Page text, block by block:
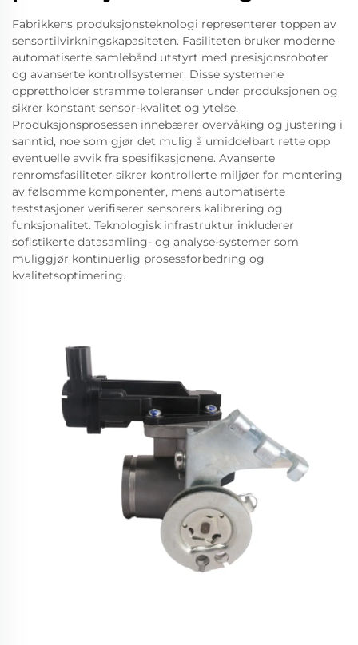
Fabrikkens produksjonsteknologi representerer toppen av
sensortilvirkningskapasiteten. Fasiliteten bruker moderne
automatiserte samlebånd utstyrt med presisjonsroboter
og avanserte kontrollsystemer. Disse systemene
opprettholder stramme toleranser under produksjonen og
sikrer konstant sensor-kvalitet og ytelse.
Produksjonsprosessen innebærer overvåking og justering i
sanntid, noe som gjør det mulig å umiddelbart rette opp
eventuelle avvik fra spesifikasjonene. Avanserte
renromsfasiliteter sikrer kontrollerte miljøer for montering
av følsomme komponenter, mens automatiserte
teststasjoner verifiserer sensorers kalibrering og
funksjonalitet. Teknologisk infrastruktur inkluderer
sofistikerte datasamling- og analyse-systemer som
muliggjør kontinuerlig prosessforbedring og
kvalitetsoptimering.